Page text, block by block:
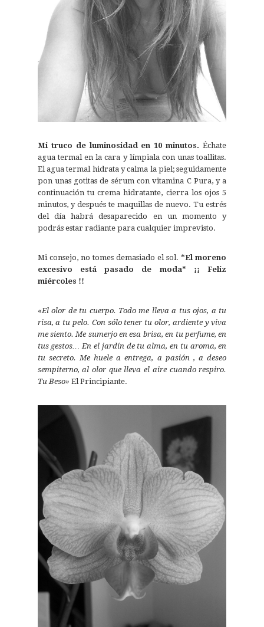
Mi truco de luminosidad en 10 minutos. Échate
agua termal en la cara y límpiala con unas toallitas.
El agua termal hidrata y calma la piel; seguidamente
pon unas gotitas de sérum con vitamina C Pura, y a
continuación tu crema hidratante, cierra los ojos 5
minutos, y después te maquillas de nuevo. Tu estrés
del día habrá desaparecido en un momento y
podrás estar radiante para cualquier imprevisto.
Mi consejo, no tomes demasiado el sol.*El moreno
excesivo está pasado de moda* ¡¡ Feliz
miércoles !!
«El olor de tu cuerpo. Todo me lleva a tus ojos, a tu
risa, a tu pelo. Con sólo tener tu olor, ardiente y viva
me siento. Me sumerjo en esa brisa, en tu perfume, en
tus gestos… En el jardín de tu alma, en tu aroma, en
tu secreto. Me huele a entrega, a pasión , a deseo
sempiterno, al olor que lleva el aire cuando respiro.
Tu Beso» El Principiante.